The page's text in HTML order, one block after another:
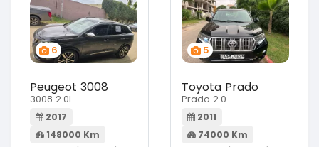
6
Peugeot 3008
3008 2.0L
2017
148000 Km
5
Toyota Prado
Prado 2.0
2011
74000 Km